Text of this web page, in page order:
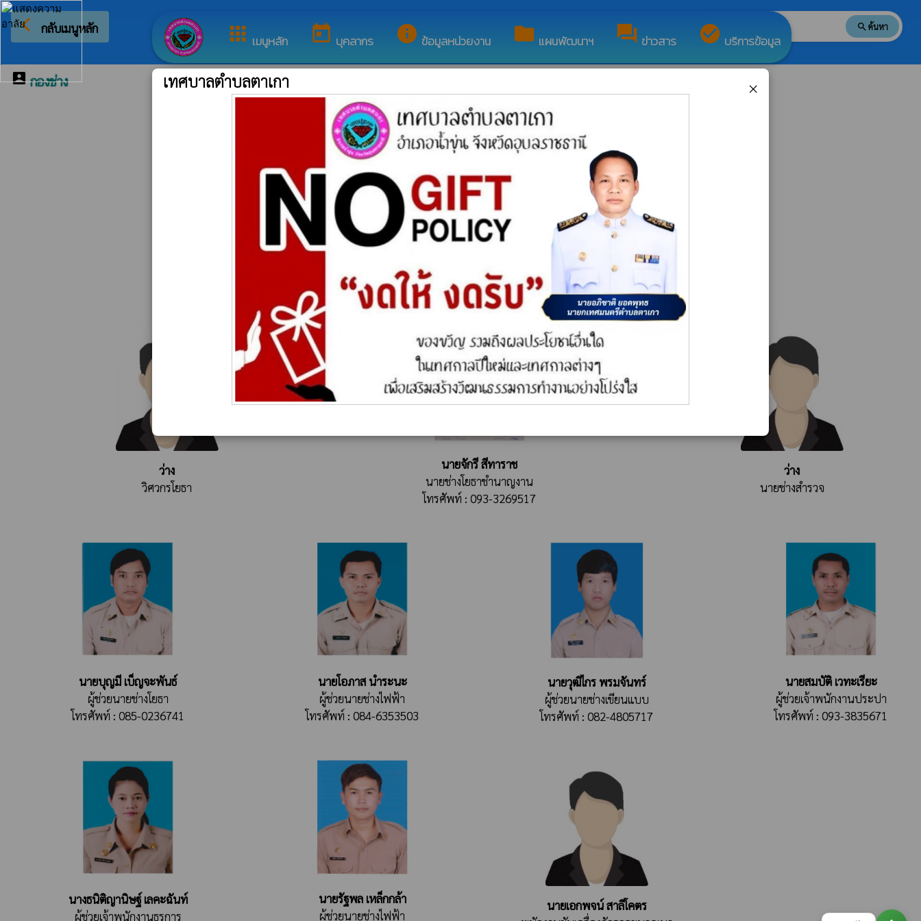
apps เมนูหลัก today บุคลากร info ข้อมูลหน่วยงาน folder แผนพัฒนาฯ forum ข่าวสาร check_circle บริการข้อมูล
arrow_back_ios กลับเมนูหลัก ยินดีต้อนรับสู่เว็บไซต์ของ เทศบาลตำบลตาเกา search search ค้นหา
account_boxกองช่าง
ผู้อำนวยการกองช่าง
โทรศัพท์ : 085-6338277
ว่าง
วิศวกรโยธา
นายจักรี สีทาราช
นายช่างโยธาชำนาญงาน
โทรศัพท์ : 093-3269517
ว่าง
นายช่างสำรวจ
นายบุญมี เบ็ญจะพันธ์
ผู้ช่วยนายช่างโยธา
โทรศัพท์ : 085-0236741
นายโอภาส นำระนะ
ผู้ช่วยนายช่างไฟฟ้า
โทรศัพท์ : 084-6353503
นายวุฒิไกร พรมจันทร์
ผู้ช่วยนายช่างเขียนแบบ
โทรศัพท์ : 082-4805717
นายสมบัติ เวทะเรียะ
ผู้ช่วยเจ้าพนักงานประปา
โทรศัพท์ : 093-3835671
นางธนิติญานิษฐ์ เลคะฉันท์
ผู้ช่วยเจ้าพนักงานธุรการ
นายรัฐพล เหล็กกล้า
ผู้ช่วยนายช่างไฟฟ้า
นายเอกพจน์ สาลีโคตร
×
เทศบาลตำบลตาเกา